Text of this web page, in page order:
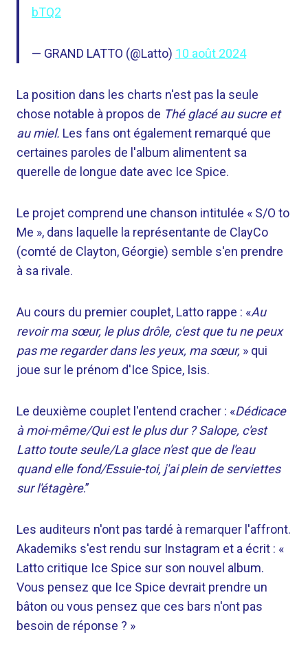
bTQ2
— GRAND LATTO (@Latto) 10 août 2024
La position dans les charts n'est pas la seule
chose notable à propos de Thé glacé au sucre et
au miel. Les fans ont également remarqué que
certaines paroles de l'album alimentent sa
querelle de longue date avec Ice Spice.
Le projet comprend une chanson intitulée « S/O to
Me », dans laquelle la représentante de ClayCo
(comté de Clayton, Géorgie) semble s'en prendre
à sa rivale.
Au cours du premier couplet, Latto rappe : «Au
revoir ma sœur, le plus drôle, c'est que tu ne peux
pas me regarder dans les yeux, ma sœur, » qui
joue sur le prénom d'Ice Spice, Isis.
Le deuxième couplet l'entend cracher : «Dédicace
à moi-même/Qui est le plus dur ? Salope, c'est
Latto toute seule/La glace n'est que de l'eau
quand elle fond/Essuie-toi, j'ai plein de serviettes
sur l'étagère.”
Les auditeurs n'ont pas tardé à remarquer l'affront.
Akademiks s'est rendu sur Instagram et a écrit : «
Latto critique Ice Spice sur son nouvel album.
Vous pensez que Ice Spice devrait prendre un
bâton ou vous pensez que ces bars n'ont pas
besoin de réponse ? »